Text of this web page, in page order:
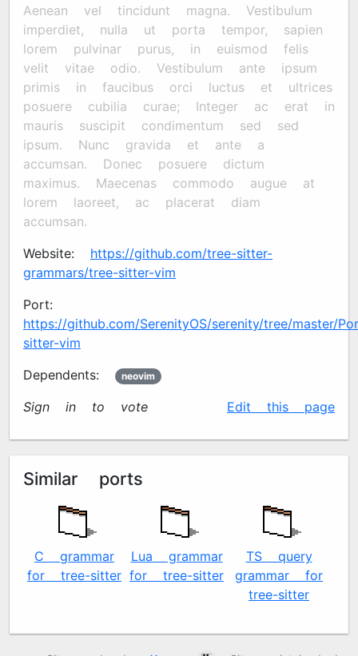
Aenean vel tincidunt magna. Vestibulum
imperdiet, nulla ut porta tempor, sapien
lorem pulvinar purus, in euismod felis
velit vitae odio. Vestibulum ante ipsum
primis in faucibus orci luctus et ultrices
posuere cubilia curae; Integer ac erat in
mauris suscipit condimentum sed sed
ipsum. Nunc gravida et ante a
accumsan. Donec posuere dictum
maximus. Maecenas commodo augue at
lorem laoreet, ac placerat diam
accumsan.
Website: https://github.com/tree-sitter-
grammars/tree-sitter-vim
Port:
https://github.com/SerenityOS/serenity/tree/master/
sitter-vim
Dependents: neovim
Sign in to vote Edit this page
Similar ports
C grammar
for tree-sitter
Lua grammar
for tree-sitter
TS query
grammar for
tree-sitter